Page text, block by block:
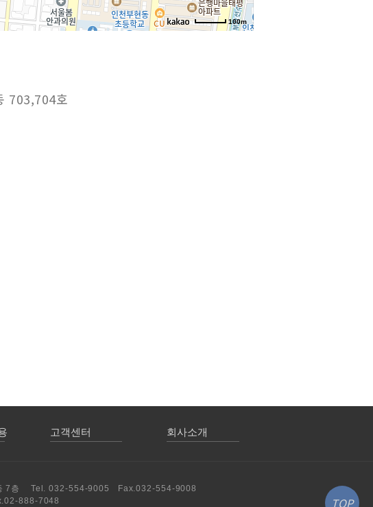
TOP
100m
703,704호
고객센터 회사소개
동 7층 Tel. 032-554-9005 Fax.032-554-9008
888-7048